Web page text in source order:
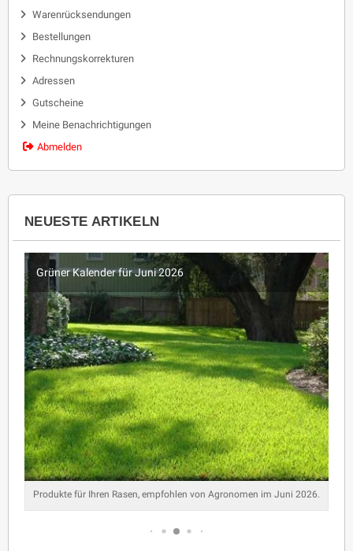
Warenrücksendungen
Bestellungen
Rechnungskorrekturen
Adressen
Gutscheine
Meine Benachrichtigungen
Abmelden
NEUESTE ARTIKELN
Grüner Kalender für Juni 2026
Produkte für Ihren Rasen, empfohlen von Agronomen im Juni 2026.